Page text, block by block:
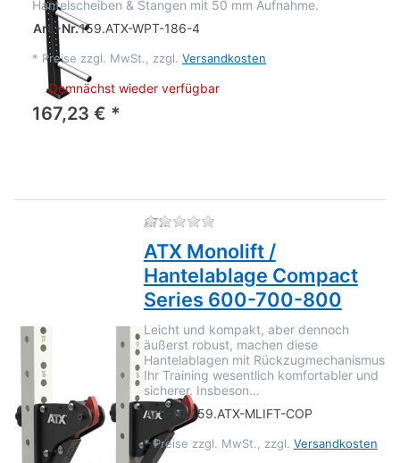
Hantelscheiben & Stangen mit 50 mm Aufnahme.
Art.-Nr.159.ATX-WPT-186-4
* Preise zzgl. MwSt., zzgl. Versandkosten
Demnächst wieder verfügbar
167,23 € *
ATX Zu diesem Produkt liegen
ATX Monolift /
Hantelablage Compact
Series 600-700-800
Leicht und kompakt, aber dennoch
äußerst robust, machen diese
Hantelablagen mit Rückzugmechanismus
Ihr Training wesentlich komfortabler und
sicherer. Insbeson…
Art.-Nr.159.ATX-MLIFT-COP
* Preise zzgl. MwSt., zzgl. Versandkosten